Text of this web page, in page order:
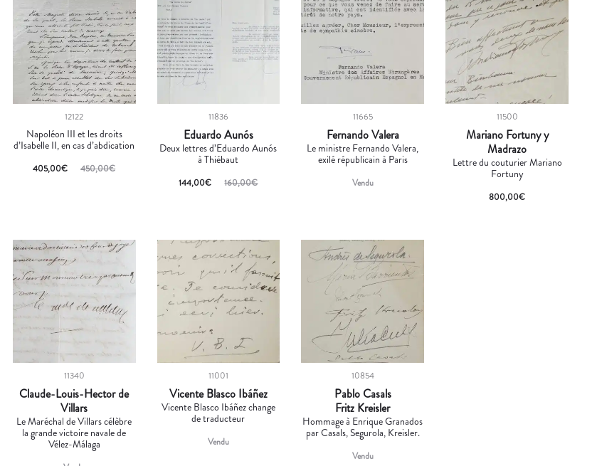
12122
Napoléon III et les droits
d’Isabelle II, en cas d’abdication
450,00€
405,00€
11836
Eduardo Aunós
Deux lettres d’Eduardo Aunós
à Thiébaut
160,00€
144,00€
11665
Fernando Valera
Le ministre Fernando Valera,
exilé républicain à Paris
Vendu
11500
Mariano Fortuny y
Madrazo
Lettre du couturier Mariano
Fortuny
800,00€
11340
Claude-Louis-Hector de
Villars
Le Maréchal de Villars célèbre
la grande victoire navale de
Vélez-Málaga
11001
Vicente Blasco Ibáñez
Vicente Blasco Ibáñez change
de traducteur
Vendu
10854
Pablo Casals
Fritz Kreisler
Hommage à Enrique Granados
par Casals, Segurola, Kreisler.
Vendu